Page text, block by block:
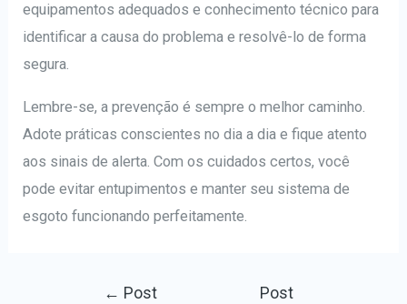
equipamentos adequados e conhecimento técnico para
identificar a causa do problema e resolvê-lo de forma
segura.
Lembre-se, a prevenção é sempre o melhor caminho.
Adote práticas conscientes no dia a dia e fique atento
aos sinais de alerta. Com os cuidados certos, você
pode evitar entupimentos e manter seu sistema de
esgoto funcionando perfeitamente.
Navegação
← Post
Post